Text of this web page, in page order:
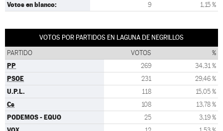
Votos en blanco: 9 1,15 %
VOTOS POR PARTIDOS EN LAGUNA DE NEGRILLOS
PARTIDO VOTOS %
PP 269 34,31 %
PSOE 231 29,46 %
U.P.L. 118 15,05 %
Cs 108 13,78 %
PODEMOS - EQUO 25 3,19 %